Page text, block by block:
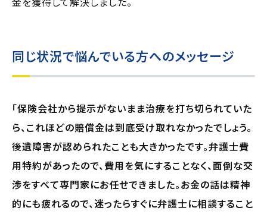
同じ状況で悩んでいる方へのメッセージ
「保険会社から提示がないまま治療を打ち切られていた
ら、これほどの賠償金は到底受け取れなかったでしょう。
後遺障害が認められたことも大きかったです。弁護士費
用特約があったので、費用を気にすることなく、面倒な交
渉をすべて専門家にお任せできました。お金の話は精神
的にも疲れるので、迷ったらすぐに弁護士に相談すること